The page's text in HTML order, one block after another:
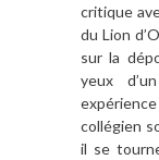
critique
du Lion
sur la
yeux
collégien
il se